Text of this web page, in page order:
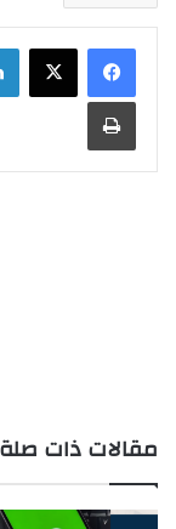
طباعة
مقالات ذات صلة